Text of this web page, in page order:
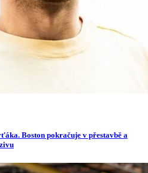
Boston pokračuje v přestavbě a